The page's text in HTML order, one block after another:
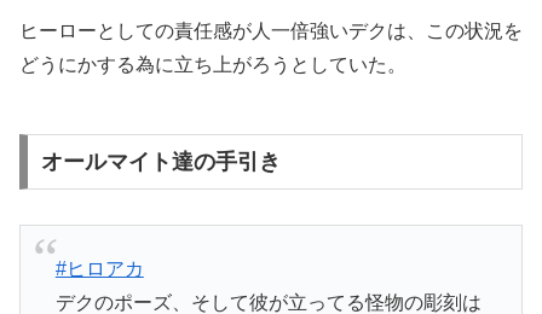
ヒーローとしての責任感が人一倍強いデクは、この状況を
どうにかする為に立ち上がろうとしていた。
オールマイト達の手引き
#ヒロアカ
デクのポーズ、そして彼が立ってる怪物の彫刻は